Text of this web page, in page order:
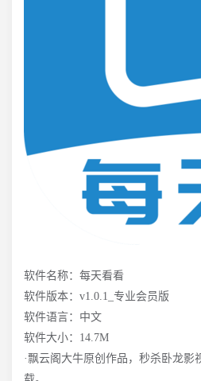
软件名称：每天看看
软件版本：v1.0.1_专业会员版
软件语言：中文
软件大小：14.7M
·飘云阁大牛原创作品，秒杀卧龙影